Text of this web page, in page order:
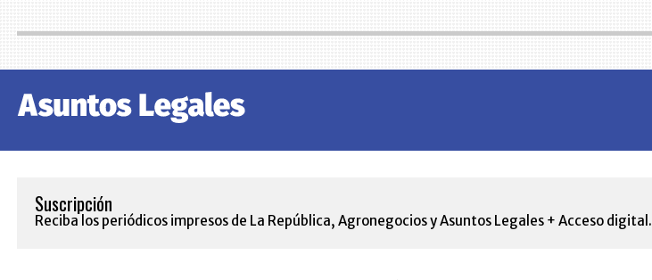
Suscripción
Reciba los periódicos impresos de La República, Agronegocios y Asuntos Legales + Acceso digital.